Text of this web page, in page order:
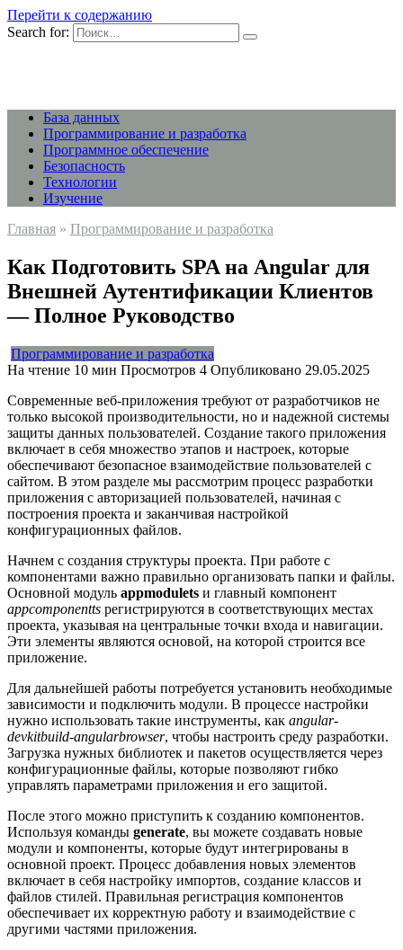
Перейти к содержанию
Search for:
База данных
Программирование и разработка
Программное обеспечение
Безопасность
Технологии
Изучение
Главная » Программирование и разработка
Как Подготовить SPA на Angular для
Внешней Аутентификации Клиентов
— Полное Руководство
Программирование и разработка
На чтение 10 мин Просмотров 4 Опубликовано 29.05.2025
Современные веб-приложения требуют от разработчиков не
только высокой производительности, но и надежной системы
защиты данных пользователей. Создание такого приложения
включает в себя множество этапов и настроек, которые
обеспечивают безопасное взаимодействие пользователей с
сайтом. В этом разделе мы рассмотрим процесс разработки
приложения с авторизацией пользователей, начиная с
построения проекта и заканчивая настройкой
конфигурационных файлов.
Начнем с создания структуры проекта. При работе с
компонентами важно правильно организовать папки и файлы.
Основной модуль appmodulets и главный компонент
appcomponentts регистрируются в соответствующих местах
проекта, указывая на центральные точки входа и навигации.
Эти элементы являются основой, на которой строится все
приложение.
Для дальнейшей работы потребуется установить необходимые
зависимости и подключить модули. В процессе настройки
нужно использовать такие инструменты, как angular-
devkitbuild-angularbrowser, чтобы настроить среду разработки.
Загрузка нужных библиотек и пакетов осуществляется через
конфигурационные файлы, которые позволяют гибко
управлять параметрами приложения и его защитой.
После этого можно приступить к созданию компонентов.
Используя команды generate, вы можете создавать новые
модули и компоненты, которые будут интегрированы в
основной проект. Процесс добавления новых элементов
включает в себя настройку импортов, создание классов и
файлов стилей. Правильная регистрация компонентов
обеспечивает их корректную работу и взаимодействие с
другими частями приложения.